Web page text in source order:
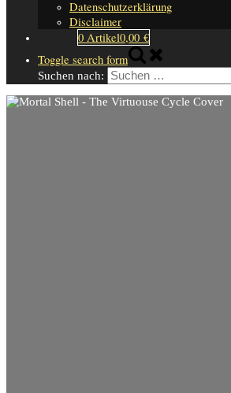
Datenschutzerklärung
Disclaimer
0 Artikel0,00 €
Toggle search form
Suchen nach: